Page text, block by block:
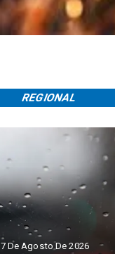
7 De Agosto De 2026
REGIONAL